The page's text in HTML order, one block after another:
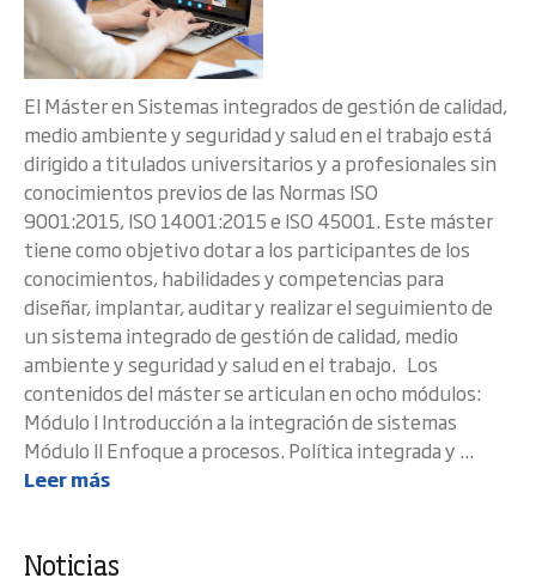
El Máster en Sistemas integrados de gestión de calidad,
medio ambiente y seguridad y salud en el trabajo está
dirigido a titulados universitarios y a profesionales sin
conocimientos previos de las Normas ISO
9001:2015, ISO 14001:2015 e ISO 45001. Este máster
tiene como objetivo dotar a los participantes de los
conocimientos, habilidades y competencias para
diseñar, implantar, auditar y realizar el seguimiento de
un sistema integrado de gestión de calidad, medio
ambiente y seguridad y salud en el trabajo. Los
contenidos del máster se articulan en ocho módulos:
Módulo I Introducción a la integración de sistemas
Módulo II Enfoque a procesos. Política integrada y ...
Leer más
Noticias